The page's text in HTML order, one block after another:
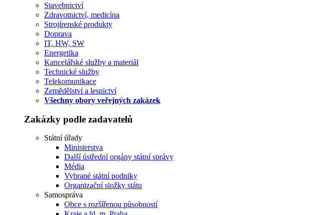
Stavebnictví
Zdravotnictví, medicína
Strojírenské produkty
Doprava
IT, HW, SW
Energetika
Kancelářské služby a materiál
Technické služby
Telekomunikace
Zemědělství a lesnictví
Všechny obory veřejných zakázek
Zakázky podle zadavatelů
Státní úřady
Ministerstva
Další ústřední orgány státní správy
Média
Vybrané státní podniky
Organizační složky státu
Samospráva
Obce s rozšířenou působností